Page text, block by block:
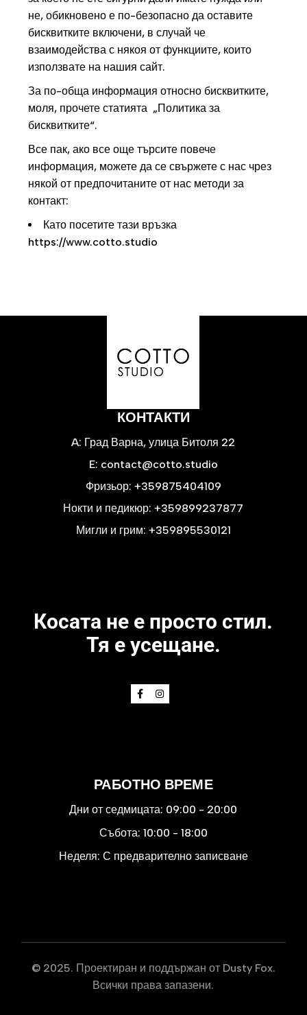
не, обикновено е по-безопасно да оставите
бисквитките включени, в случай че
взаимодейства с някоя от функциите, които
използвате на нашия сайт.
За по-обща информация относно бисквитките,
моля, прочете статията „Политика за
бисквитките“.
Все пак, ако все още търсите повече
информация, можете да се свържете с нас чрез
някой от предпочитаните от нас методи за
контакт:
Като посетите тази връзка
https://www.cotto.studio
КОНТАКТИ
A: Град Варна, улица Битоля 22
E: contact@cotto.studio
Фризьор: +359875404109
Нокти и педикюр:+359899237877
Мигли и грим: +359895530121
Косата не е просто стил.
Тя е усещане.
РАБОТНО ВРЕМЕ
Дни от седмицата: 09:00 - 20:00
Събота: 10:00 - 18:00
Неделя: С предварително записване
© 2025. Проектиран и поддържан от Dusty Fox.
Всички права запазени.